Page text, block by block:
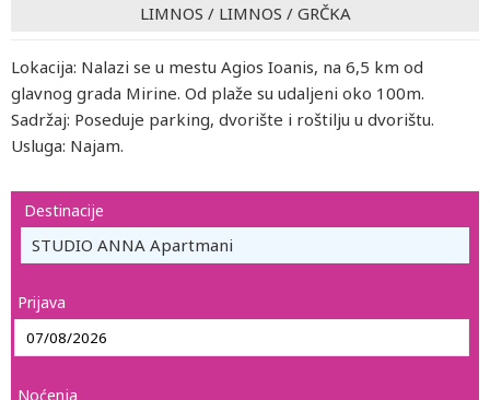
LIMNOS / LIMNOS / GRČKA
Lokacija: Nalazi se u mestu Agios Ioanis, na 6,5 km od
glavnog grada Mirine. Od plaže su udaljeni oko 100m.
Sadržaj: Poseduje parking, dvorište i roštilju u dvorištu.
Usluga: Najam.
Destinacije
STUDIO ANNA Apartmani
Prijava
Noćenja